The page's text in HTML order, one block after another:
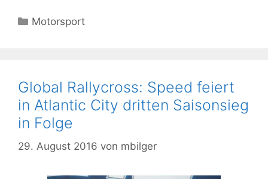
Kategorien
Motorsport
Global Rallycross: Speed feiert
in Atlantic City dritten Saisonsieg
in Folge
29. August 2016 von mbilger